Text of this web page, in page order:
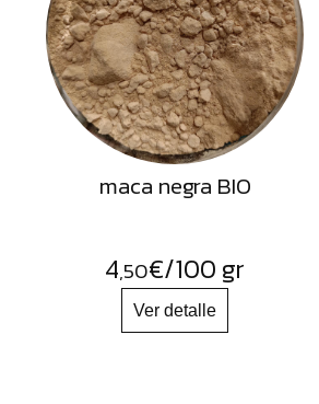
Frutos
Secos
Hierbas
Accesorios
maca negra BIO
4,50€/100 gr